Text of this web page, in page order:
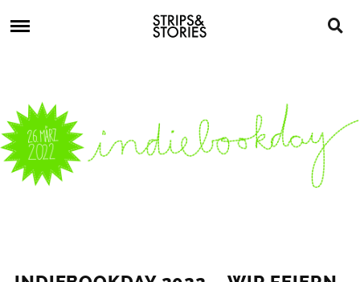
to
Strips
&
Stories
Comics,
Bücher